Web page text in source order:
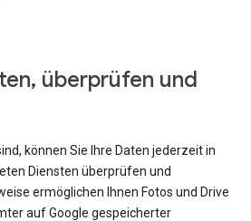
überprüfen und
können Sie Ihre Daten jederzeit in
Diensten überprüfen und
ermöglichen Ihnen Fotos und Drive
auf Google gespeicherter